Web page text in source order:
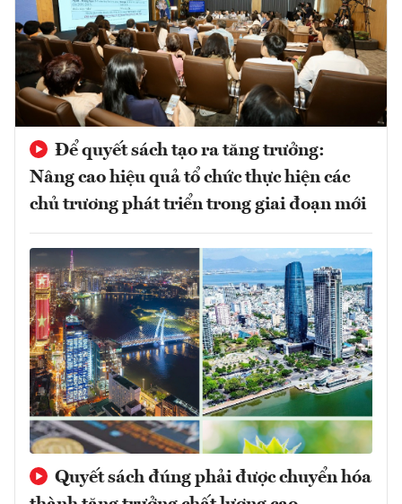
Để quyết sách tạo ra tăng trưởng:
Nâng cao hiệu quả tổ chức thực hiện các
chủ trương phát triển trong giai đoạn mới
Quyết sách đúng phải được chuyển hóa